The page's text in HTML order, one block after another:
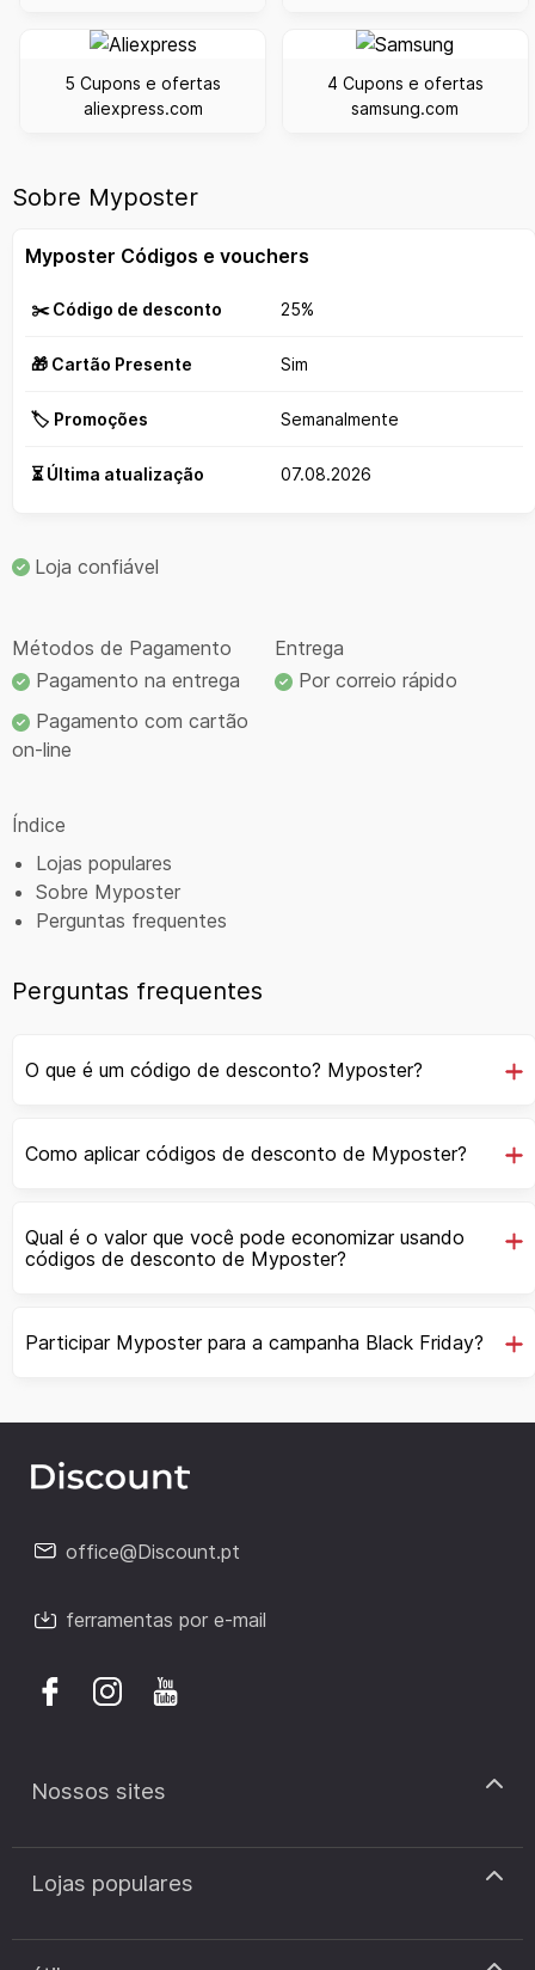
5 Cupons e ofertas
aliexpress.com
4 Cupons e ofertas
samsung.com
Sobre Myposter
Myposter Códigos e vouchers
✂️ Código de desconto 25%
🎁 Cartão Presente Sim
🏷️ Promoções Semanalmente
⏳ Última atualização 07.08.2026
Loja confiável
Métodos de Pagamento
Pagamento na entrega
Pagamento com cartão
on-line
Entrega
Por correio rápido
Índice
Lojas populares
Sobre Myposter
Perguntas frequentes
Perguntas frequentes
O que é um código de desconto? Myposter?
Como aplicar códigos de desconto de Myposter?
Qual é o valor que você pode economizar usando
códigos de desconto de Myposter?
Participar Myposter para a campanha Black Friday?
office@Discount.pt
ferramentas por e-mail
Nossos sites
discount.pt
discount.sk
Lojas populares
Cupão de desconto Zooplus